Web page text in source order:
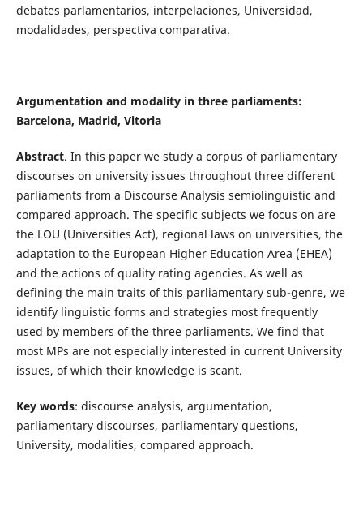
debates parlamentarios, interpelaciones, Universidad,
modalidades, perspectiva comparativa.
Argumentation and modality in three parliaments:
Barcelona, Madrid, Vitoria
Abstract. In this paper we study a corpus of parliamentary
discourses on university issues throughout three different
parliaments from a Discourse Analysis semiolinguistic and
compared approach. The specific subjects we focus on are
the LOU (Universities Act), regional laws on universities, the
adaptation to the European Higher Education Area (EHEA)
and the actions of quality rating agencies. As well as
defining the main traits of this parliamentary sub-genre, we
identify linguistic forms and strategies most frequently
used by members of the three parliaments. We find that
most MPs are not especially interested in current University
issues, of which their knowledge is scant.
Key words: discourse analysis, argumentation,
parliamentary discourses, parliamentary questions,
University, modalities, compared approach.